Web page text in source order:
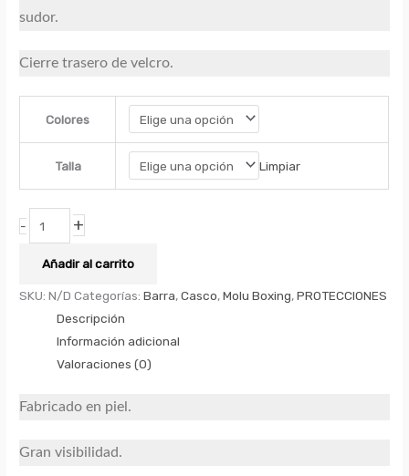
sudor.
Cierre trasero de velcro.
Colores
Talla Limpiar
- +
Añadir al carrito
SKU:N/D Categorías:Barra,Casco,Molu Boxing,PROTECCIONES
Descripción
Información adicional
Valoraciones (0)
Fabricado en piel.
Gran visibilidad.